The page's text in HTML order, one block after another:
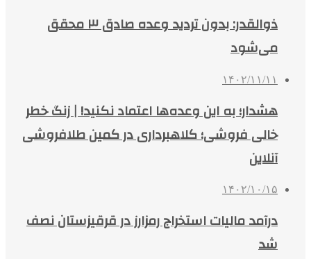
ذوالقدر: بدون تردید وعده صادق ۳ محقق
می‌شود
۱۴۰۲/۱۱/۱۱
هشدار؛ به این وعده‌ها اعتماد نکنید! | زنگ خطر
خالی فروشی؛ کلاهبرداری در کمین طلافروشی
آنلاین
۱۴۰۲/۱۰/۱۵
درآمد مالیات استخراج رمزارز در قرقیزستان نصف
شد